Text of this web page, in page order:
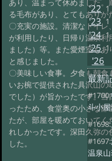
あり、温まって休めました。
る毛布があり、とてもありが
〇充実の施設。清潔なトイレ
が利用したり、日帰り温泉利
ました）等。また愛煙室もあ
と感じました。
〇美味しい食事。夕食も朝食
いお椀で提供された具沢山の
でした）が旨かったです。当
ったため、食堂奥の小さな
たが、部屋を暖めておいてく
れしかったです。深田久弥の
した。
'22 1
'23 1
'24 1
'25 1
'26
最新
#1700:
斗小
#1698:
#1697:
温泉